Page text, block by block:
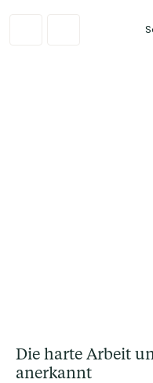
Die harte Arbeit
anerkannt